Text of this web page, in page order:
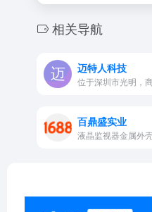
相关导航
迈特人科技
百鼎盛实业